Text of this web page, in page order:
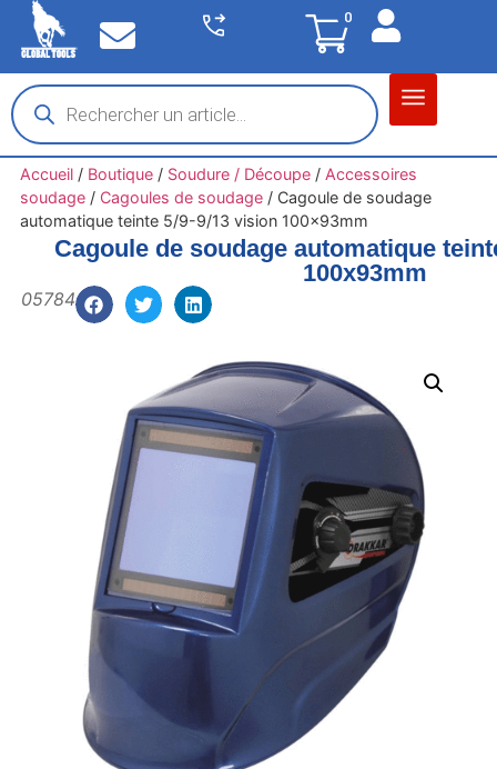
0
Accueil/ Boutique/ Soudure / Découpe/ Accessoires
soudage/ Cagoules de soudage/ Cagoule de soudage
automatique teinte 5/9-9/13 vision 100x93mm
Cagoule de soudage automatique
100x93mm
05784